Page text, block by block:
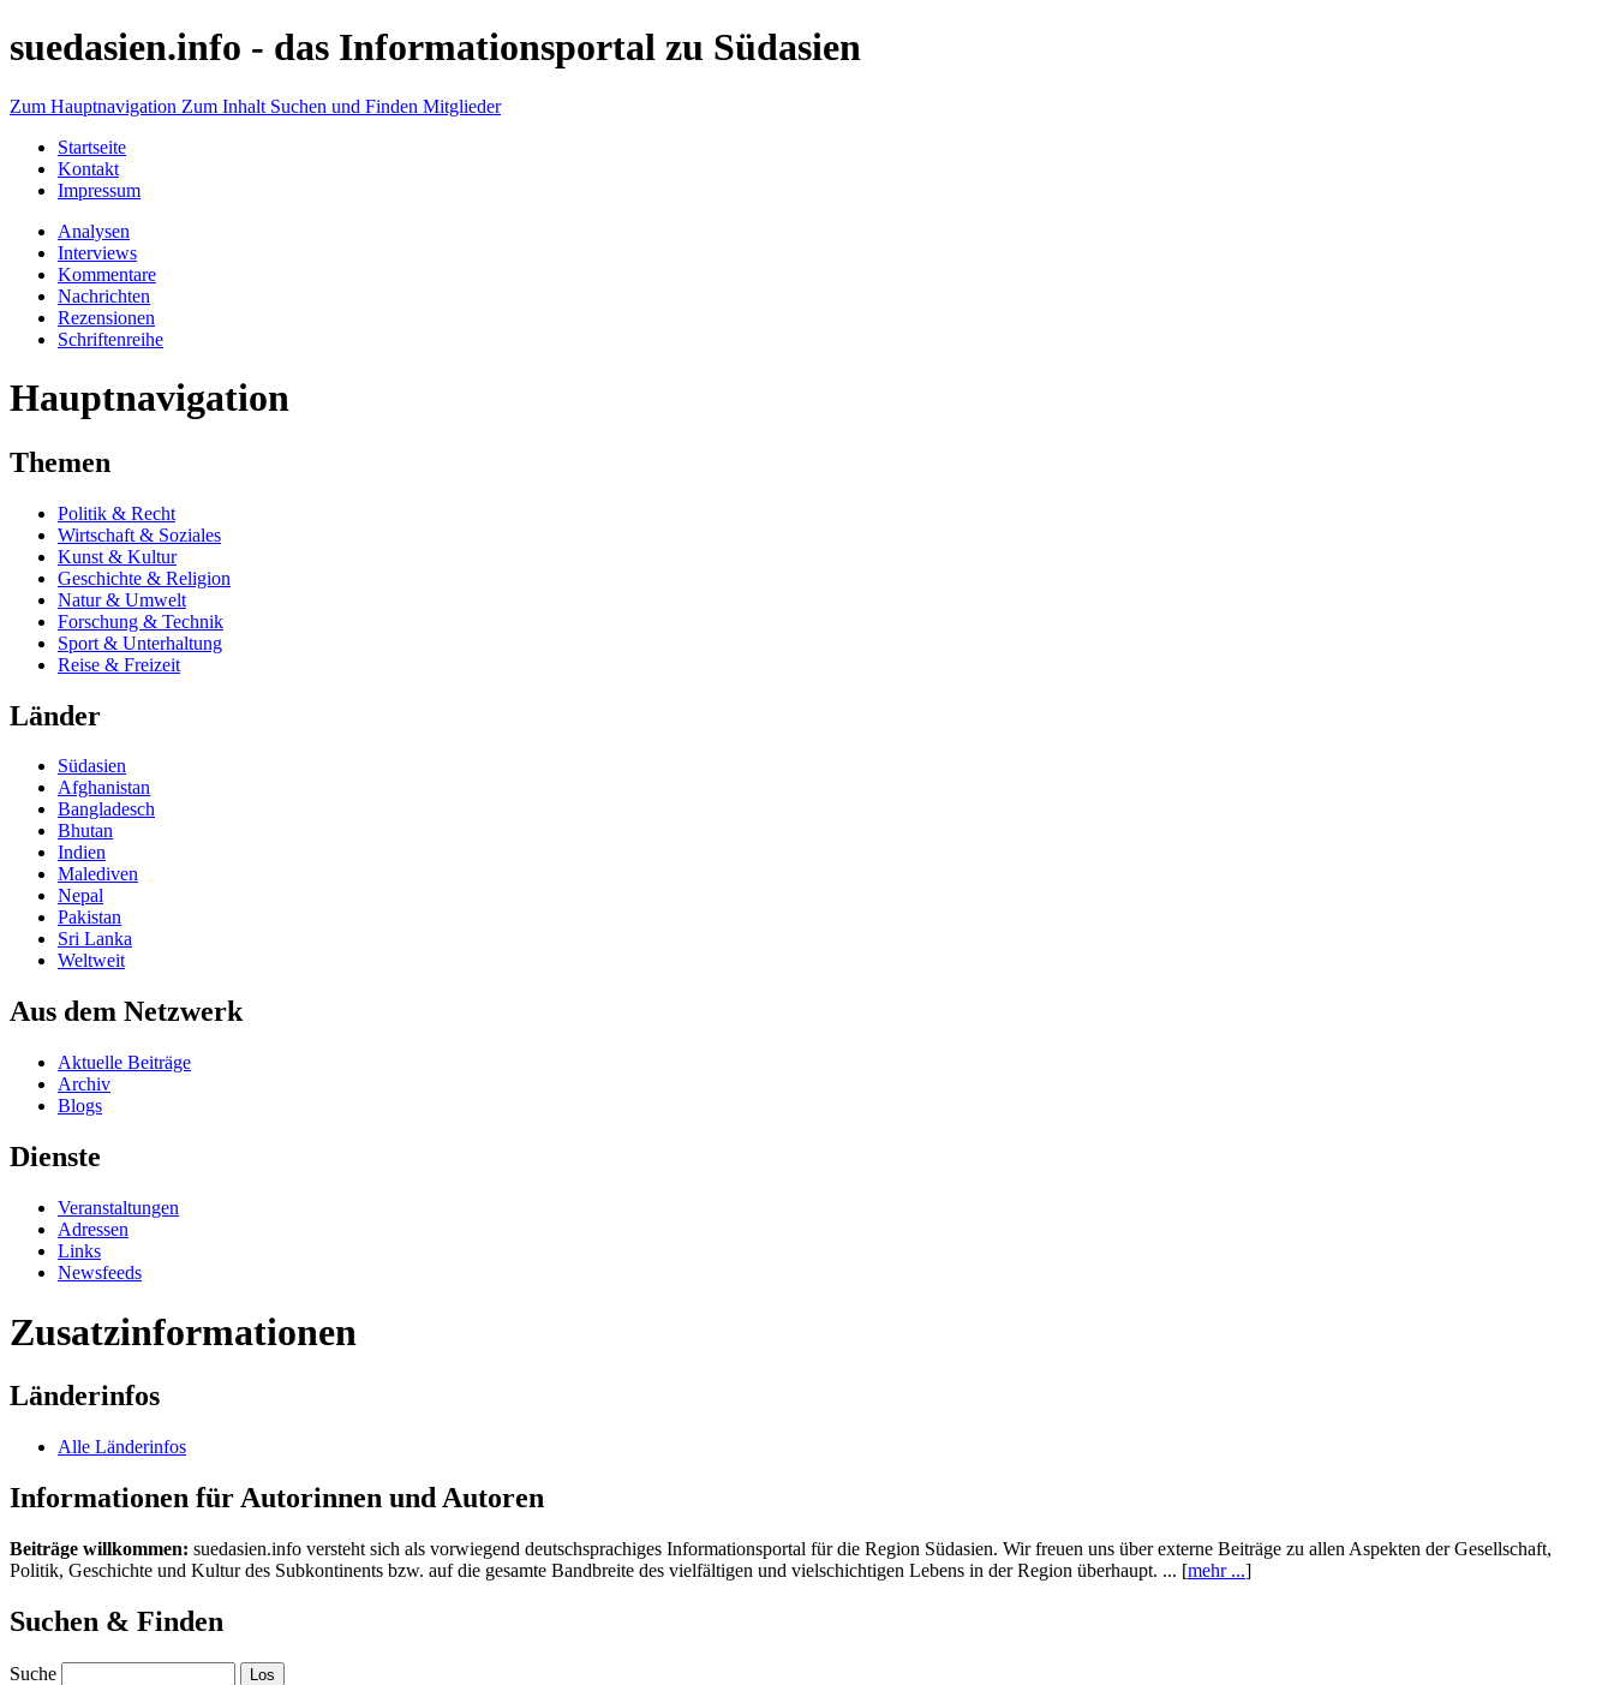
suedasien.info - das Informationsportal zu Südasien
Zum Hauptnavigation Zum Inhalt Suchen und Finden Mitglieder
Startseite
Kontakt
Impressum
Analysen
Interviews
Kommentare
Nachrichten
Rezensionen
Schriftenreihe
Hauptnavigation
Themen
Politik & Recht
Wirtschaft & Soziales
Kunst & Kultur
Geschichte & Religion
Natur & Umwelt
Forschung & Technik
Sport & Unterhaltung
Reise & Freizeit
Länder
Südasien
Afghanistan
Bangladesch
Bhutan
Indien
Malediven
Nepal
Pakistan
Sri Lanka
Weltweit
Aus dem Netzwerk
Aktuelle Beiträge
Archiv
Blogs
Dienste
Veranstaltungen
Adressen
Links
Newsfeeds
Zusatzinformationen
Länderinfos
Alle Länderinfos
Informationen für Autorinnen und Autoren
Beiträge willkommen: suedasien.info versteht sich als vorwiegend deutschsprachiges Informationsportal für die Region Südasien. Wir freuen uns über externe Beiträge zu allen Aspekten der Gesellschaft,
Politik, Geschichte und Kultur des Subkontinents bzw. auf die gesamte Bandbreite des vielfältigen und vielschichtigen Lebens in der Region überhaupt. ... [mehr ...]
Suchen & Finden
Suche